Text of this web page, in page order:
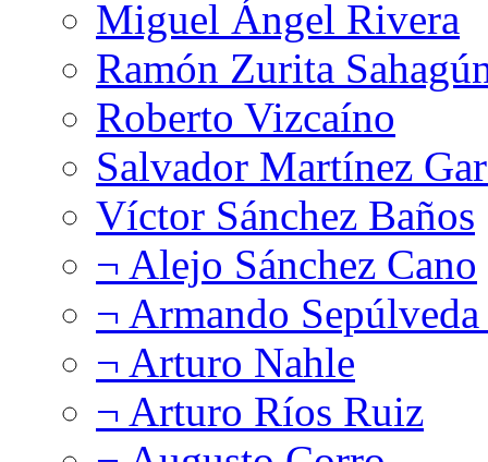
Miguel Ángel Rivera
Ramón Zurita
Roberto Vizcaíno
Salvador Martínez
Víctor Sánchez Baños
¬ Alejo Sánchez Cano
¬ Armando
¬ Arturo Nahle
¬ Arturo Ríos Ruiz